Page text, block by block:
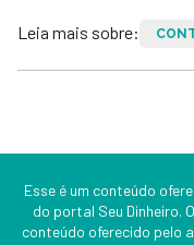
Leia mais sobre:
Esse é um conteúdo
do portal Seu Dinheiro.
conteúdo oferecido pelo